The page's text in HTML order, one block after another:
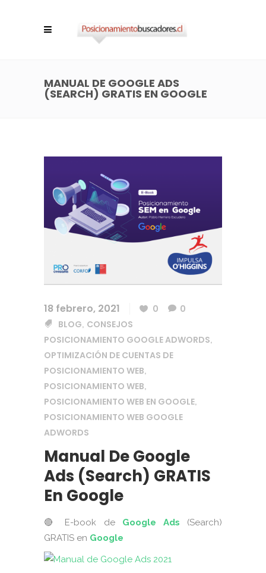
MANUAL DE GOOGLE ADS
(SEARCH) GRATIS EN GOOGLE
18 febrero, 2021 0
0
BLOG, CONSEJOS
POSICIONAMIENTO GOOGLE ADWORDS,
OPTIMIZACIÓN DE CUENTAS DE
POSICIONAMIENTO WEB,
POSICIONAMIENTO WEB,
POSICIONAMIENTO WEB EN GOOGLE,
POSICIONAMIENTO WEB GOOGLE
ADWORDS
Manual De Google
Ads (Search) GRATIS
En Google
🔴 E-book de Google Ads (Search)
GRATIS en Google